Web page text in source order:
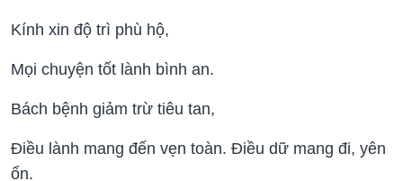
Kính xin độ trì phù hộ,
Mọi chuyện tốt lành bình an.
Bách bệnh giảm trừ tiêu tan,
Điều lành mang đến vẹn toàn. Điều dữ mang đi, yên
ổn.